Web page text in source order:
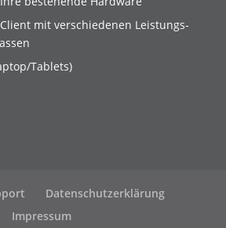
mit verschiedenen Leistungs-
Tablets)
Datenschutzerklärung
Impressum